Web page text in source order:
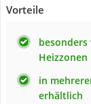
Vorteile
besonders
Heizzonen
in
erhältlich